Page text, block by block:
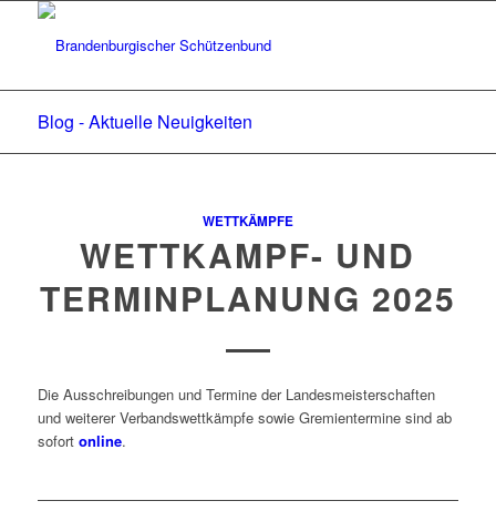
Blog - Aktuelle Neuigkeiten
WETTKÄMPFE
WETTKAMPF- UND
TERMINPLANUNG 2025
Die Ausschreibungen und Termine der Landesmeisterschaften
und weiterer Verbandswettkämpfe sowie Gremientermine sind ab
sofortonline.